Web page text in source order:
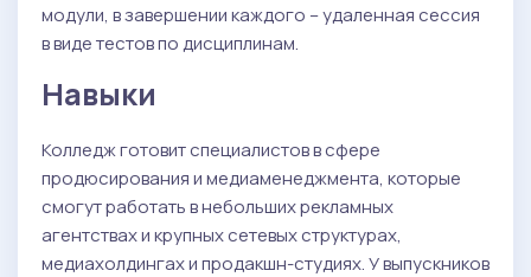
модули, в завершении каждого – удаленная сессия
в виде тестов по дисциплинам.
Навыки
Колледж готовит специалистов в сфере
продюсирования и медиаменеджмента, которые
смогут работать в небольших рекламных
агентствах и крупных сетевых структурах,
медиахолдингах и продакшн-студиях. У выпускников